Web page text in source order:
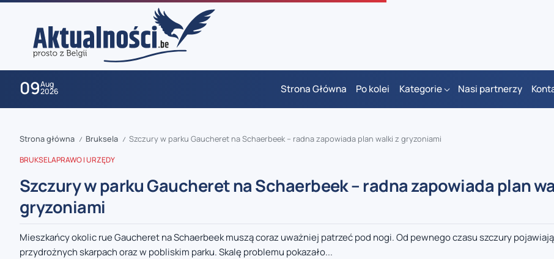
09Aug
2026 Strona Główna Po kolei Kategorie Nasi partnerzy
Strona główna / Bruksela / Szczury w parku Gaucheret na Schaerbeek – radna zapowiada plan walki z gryzoniami
BRUKSELAPRAWO I URZĘDY
Szczury w parku Gaucheret na Schaerbeek – radna zapowiada plan
gryzoniami
Mieszkańcy okolic rue Gaucheret na Schaerbeek muszą coraz uważniej patrzeć pod nogi. Od pewnego czasu szczury
przydrożnych skarpach oraz w pobliskim parku. Skalę problemu pokazało...